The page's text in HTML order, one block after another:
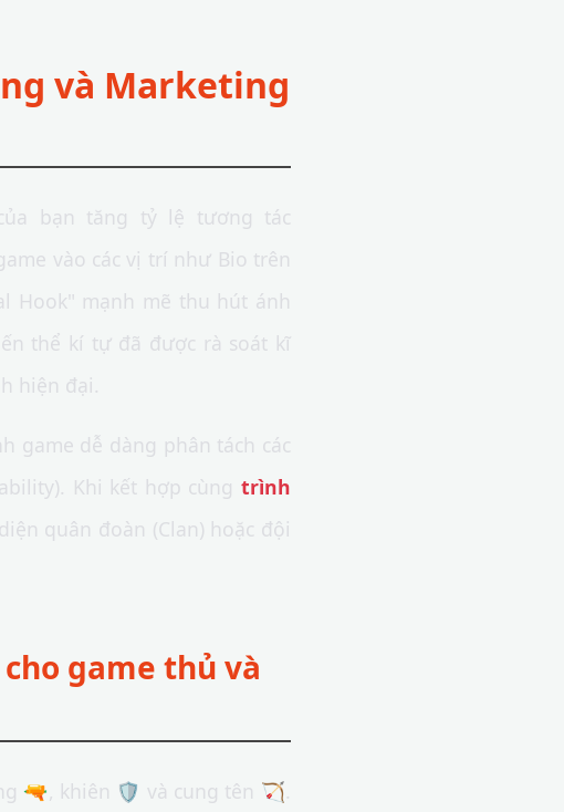
và Marketing
bạn tăng tỷ lệ tương tác
vào các vị trí như Bio trên
Hook" mạnh mẽ thu hút ánh
thể kí tự đã được rà soát kĩ
hiện đại.
game dễ dàng phân tách các
Khi kết hợp cùng trình
quân đoàn (Clan) hoặc đội
game thủ và
🔫, khiên 🛡 và cung tên 🏹.